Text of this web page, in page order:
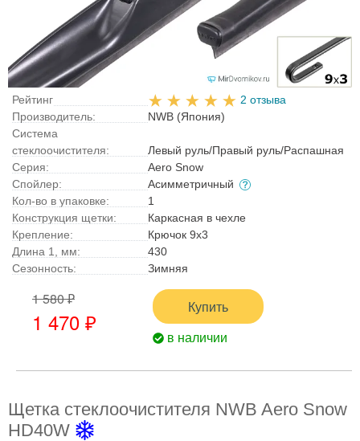
Рейтинг
2 отзыва
Производитель:
NWB (Япония)
Система
стеклоочистителя:
Левый руль/Правый руль/Распашная
Серия:
Aero Snow
Спойлер:
Асимметричный
Кол-во в упаковке:
1
Конструкция щетки:
Каркасная в чехле
Крепление:
Крючок 9x3
Длина 1, мм:
430
Сезонность:
Зимняя
1 580 ₽
1 470 ₽
Купить
в наличии
Щетка стеклоочистителя NWB Aero Snow
HD40W